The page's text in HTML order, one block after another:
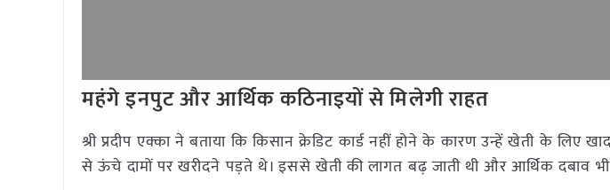
महंगे इनपुट और आर्थिक कठिनाइयों से मिलेगी राहत
श्री प्रदीप एक्का ने बताया कि किसान क्रेडिट कार्ड नहीं होने के कारण उन्हें खेती के लिए
से ऊंचे दामों पर खरीदने पड़ते थे। इससे खेती की लागत बढ़ जाती थी और आर्थिक दबाव